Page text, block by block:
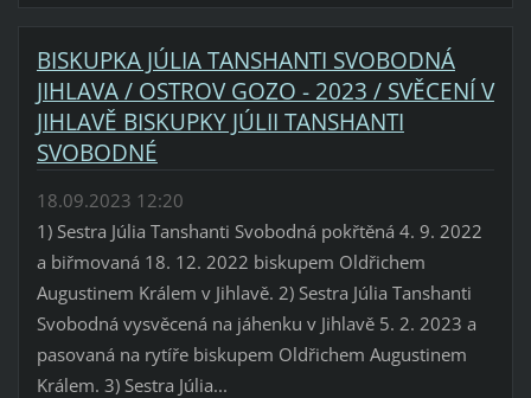
BISKUPKA JÚLIA TANSHANTI SVOBODNÁ
JIHLAVA / OSTROV GOZO - 2023 / SVĚCENÍ V
JIHLAVĚ BISKUPKY JÚLII TANSHANTI
SVOBODNÉ
18.09.2023 12:20
1) Sestra Júlia Tanshanti Svobodná pokřtěná 4. 9. 2022
a biřmovaná 18. 12. 2022 biskupem Oldřichem
Augustinem Králem v Jihlavě. 2) Sestra Júlia Tanshanti
Svobodná vysvěcená na jáhenku v Jihlavě 5. 2. 2023 a
pasovaná na rytíře biskupem Oldřichem Augustinem
Králem. 3) Sestra Júlia...